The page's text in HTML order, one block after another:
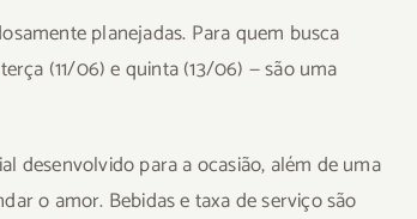
planejadas. Para quem busca
(11/06) e quinta (13/06) — são uma
desenvolvido para a ocasião, além de uma
o amor. Bebidas e taxa de serviço são